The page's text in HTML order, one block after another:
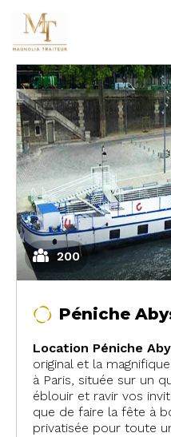
200
Péniche
Location Péniche
original et la
à Paris, située sur un
éblouir et ravir vos
que de faire la fête à
privatisée pour toute